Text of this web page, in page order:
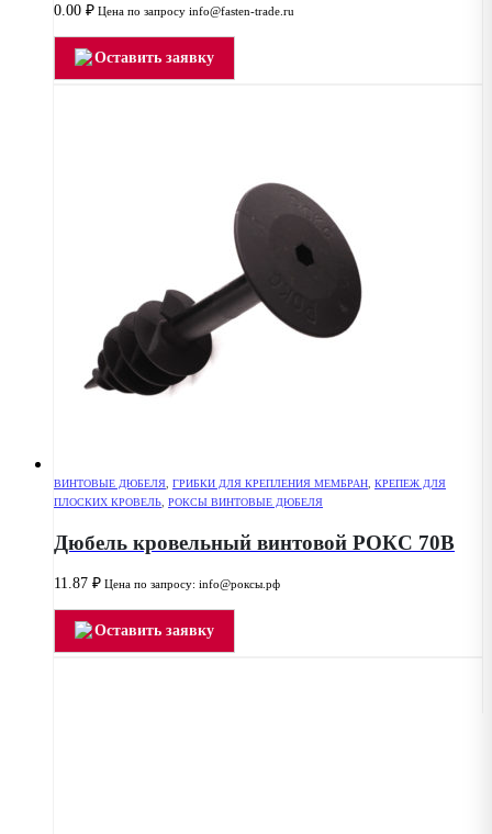
0.00 ₽ Цена по запросу info@fasten-trade.ru
Оставить заявку
ВИНТОВЫЕ ДЮБЕЛЯ ГРИБКИ ДЛЯ КРЕПЛЕНИЯ МЕМБРАН КРЕПЕЖ ДЛЯ
ПЛОСКИХ КРОВЕЛЬ РОКСЫ ВИНТОВЫЕ ДЮБЕЛЯ
Дюбель кровельный винтовой РОКС 70В
11.87 ₽ Цена по запросу: info@роксы.рф
Оставить заявку